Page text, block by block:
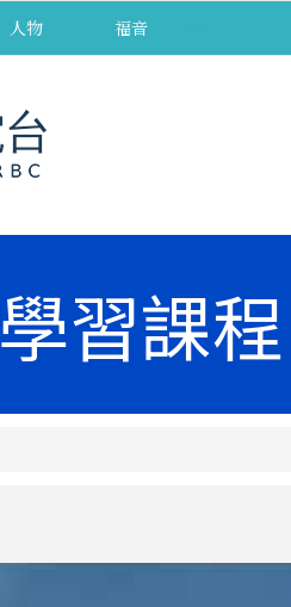
人物 福音
學習課程